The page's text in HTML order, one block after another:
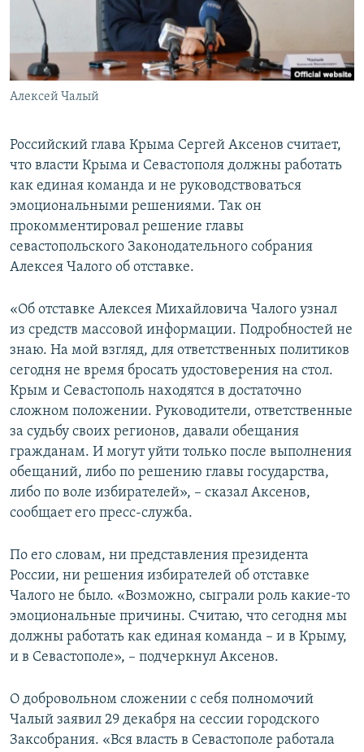
ПОБЕДИТЕЛЕЙ НЕ СУДЯТ?
КРЫМ.НЕПОКОРЕННЫЙ
ELIFBE
УКРАИНСКАЯ ПРОБЛЕМА КРЫМА
ПРИСОЕДИНЯЙТЕСЬ!
Алексей Чалый
Российский глава Крыма Сергей Аксенов считает,
что власти Крыма и Севастополя должны работать
как единая команда и не руководствоваться
эмоциональными решениями. Так он
прокомментировал решение главы
севастопольского Законодательного собрания
Алексея Чалого об отставке.
«Об отставке Алексея Михайловича Чалого узнал
из средств массовой информации. Подробностей не
знаю. На мой взгляд, для ответственных политиков
сегодня не время бросать удостоверения на стол.
Крым и Севастополь находятся в достаточно
сложном положении. Руководители, ответственные
за судьбу своих регионов, давали обещания
гражданам. И могут уйти только после выполнения
обещаний, либо по решению главы государства,
либо по воле избирателей», – сказал Аксенов,
сообщает его пресс-служба.
По его словам, ни представления президента
России, ни решения избирателей об отставке
Чалого не было. «Возможно, сыграли роль какие-то
эмоциональные причины. Считаю, что сегодня мы
должны работать как единая команда – и в Крыму,
и в Севастополе», – подчеркнул Аксенов.
О добровольном сложении с себя полномочий
Чалый заявил 29 декабря на сессии городского
Заксобрания. «Вся власть в Севастополе работала